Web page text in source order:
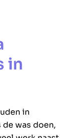
in
in
was doen,